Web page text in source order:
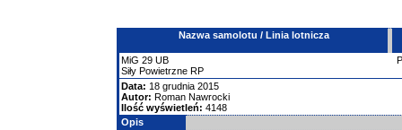
Nazwa samolotu / Linia lotnicza
MiG 29 UB
Siły Powietrzne RP
Data: 18 grudnia 2015
Autor: Roman Nawrocki
Ilość wyświetleń: 4148
Opis